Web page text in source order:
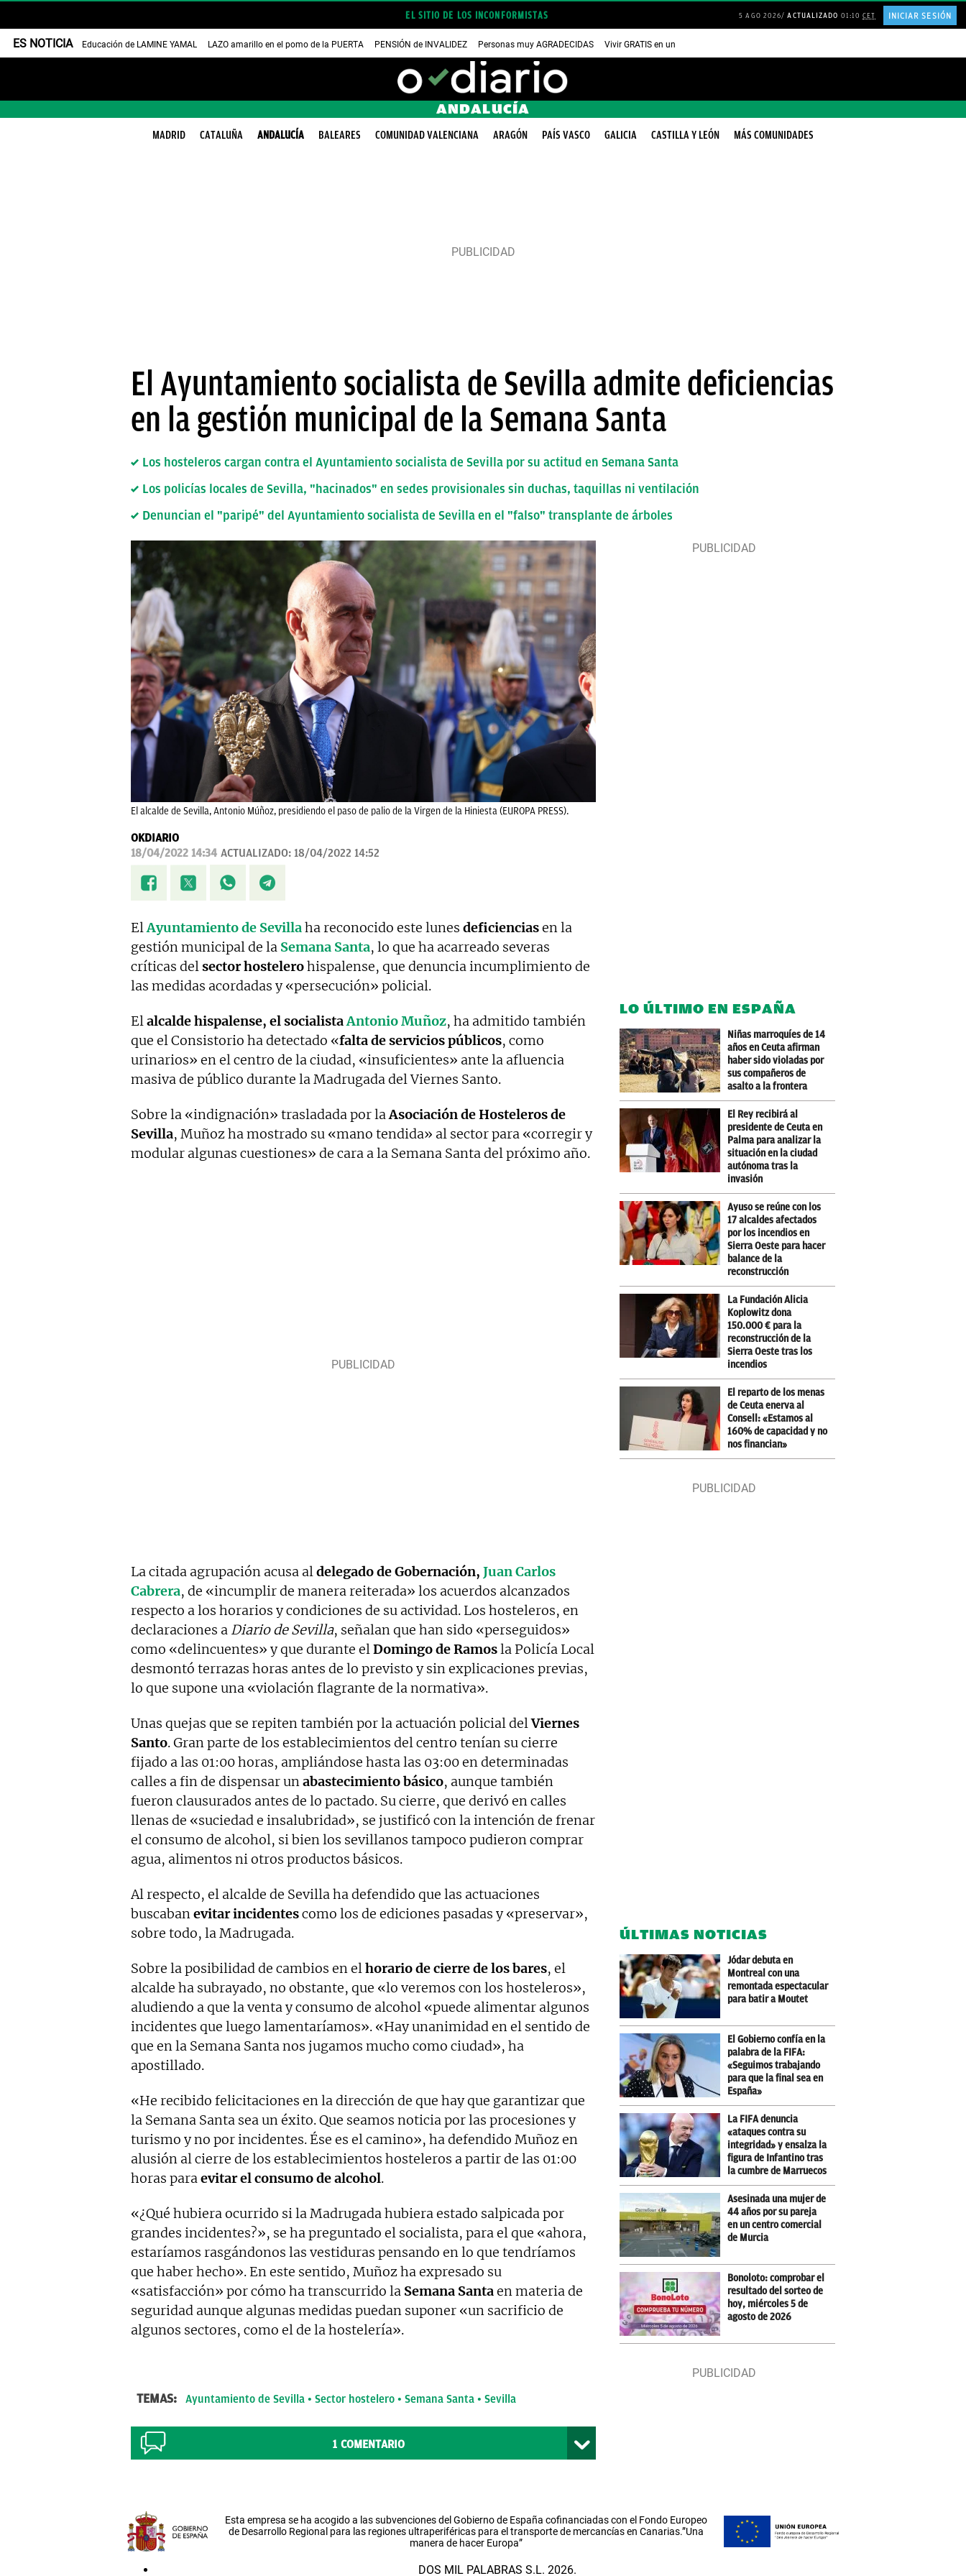
EL SITIO DE LOS INCONFORMISTAS 5 AGO 2026 ACTUALIZADO 01:10CET INICIAR SESIÓN
ES NOTICIA Educación de LAMINE YAMAL LAZO amarillo en el pomo de la PUERTA PENSIÓN de INVALIDEZ Personas muy AGRADECIDAS Vivir GRATIS en una ISLA en GRECIA
ANDALUCÍA
MADRID CATALUÑA ANDALUCÍA BALEARES COMUNIDAD VALENCIANA ARAGÓN PAÍS VASCO GALICIA CASTILLA Y LEÓN MÁS COMUNIDADES
El Ayuntamiento socialista de Sevilla admite deficiencias
en la gestión municipal de la Semana Santa
Los hosteleros cargan contra el Ayuntamiento socialista de Sevilla por su actitud en Semana Santa
Los policías locales de Sevilla, "hacinados" en sedes provisionales sin duchas, taquillas ni ventilación
Denuncian el "paripé" del Ayuntamiento socialista de Sevilla en el "falso" transplante de árboles
El alcalde de Sevilla, Antonio Múñoz, presidiendo el paso de palio de la Virgen de la Hiniesta (EUROPA PRESS).
OKDIARIO
18/04/2022 14:34 ACTUALIZADO: 18/04/2022 14:52
ElAyuntamiento de Sevillaha reconocido este lunes deficienciasen la
gestión municipal de la Semana Santa, lo que ha acarreado severas
críticas delsector hostelerohispalense, que denuncia incumplimiento de
las medidas acordadas y «persecución» policial.
Elalcalde hispalense, el socialistaAntonio Muñoz, ha admitido también
que el Consistorio ha detectado «falta de servicios públicos, como
urinarios» en el centro de la ciudad, «insuficientes» ante la afluencia
masiva de público durante la Madrugada del Viernes Santo.
Sobre la «indignación» trasladada por laAsociación de Hosteleros de
Sevilla, Muñoz ha mostrado su «mano tendida» al sector para «corregir y
modular algunas cuestiones» de cara a la Semana Santa del próximo año.
La citada agrupación acusa aldelegado de Gobernación, Juan Carlos
Cabrera, de «incumplir de manera reiterada» los acuerdos alcanzados
respecto a los horarios y condiciones de su actividad. Los hosteleros, en
declaraciones a Diario de Sevilla, señalan que han sido «perseguidos»
como «delincuentes» y que durante elDomingo de Ramosla Policía Local
desmontó terrazas horas antes de lo previsto y sin explicaciones previas,
lo que supone una «violación flagrante de la normativa».
Unas quejas que se repiten también por la actuación policial delViernes
Santo. Gran parte de los establecimientos del centro tenían su cierre
fijado a las 01:00 horas, ampliándose hasta las 03:00 en determinadas
calles a fin de dispensar unabastecimiento básico, aunque también
fueron clausurados antes de lo pactado. Su cierre, que derivó en calles
llenas de «suciedad e insalubridad», se justificó con la intención de frenar
el consumo de alcohol, si bien los sevillanos tampoco pudieron comprar
agua, alimentos ni otros productos básicos.
Al respecto, el alcalde de Sevilla ha defendido que las actuaciones
buscabanevitar incidentescomo los de ediciones pasadas y «preservar»,
sobre todo, la Madrugada.
Sobre la posibilidad de cambios en elhorario de cierre de los bares, el
alcalde ha subrayado, no obstante, que «lo veremos con los hosteleros»,
aludiendo a que la venta y consumo de alcohol «puede alimentar algunos
incidentes que luego lamentaríamos». «Hay unanimidad en el sentido de
que en la Semana Santa nos jugamos mucho como ciudad», ha
apostillado.
«He recibido felicitaciones en la dirección de que hay que garantizar que
la Semana Santa sea un éxito. Que seamos noticia por las procesiones y
turismo y no por incidentes. Ése es el camino», ha defendido Muñoz en
alusión al cierre de los establecimientos hosteleros a partir de las 01:00
horas paraevitar el consumo de alcohol.
«¿Qué hubiera ocurrido si la Madrugada hubiera estado salpicada por
grandes incidentes?», se ha preguntado el socialista, para el que «ahora,
estaríamos rasgándonos las vestiduras pensando en lo que tendríamos
que haber hecho». En este sentido, Muñoz ha expresado su
«satisfacción» por cómo ha transcurrido la Semana Santaen materia de
seguridad aunque algunas medidas puedan suponer «un sacrificio de
algunos sectores, como el de la hostelería».
TEMAS: Ayuntamiento de Sevilla Sector hostelero Semana Santa Sevilla
1 COMENTARIO
LO ÚLTIMO EN ESPAÑA
Niñas marroquíes de 14
años en Ceuta afirman
haber sido violadas por
sus compañeros de
asalto a la frontera
El Rey recibirá al
presidente de Ceuta en
Palma para analizar la
situación en la ciudad
autónoma tras la
invasión
Ayuso se reúne con los
17 alcaldes afectados
por los incendios en
Sierra Oeste para hacer
balance de la
reconstrucción
La Fundación Alicia
Koplowitz dona
150.000 € para la
reconstrucción de la
Sierra Oeste tras los
incendios
El reparto de los menas
de Ceuta enerva al
Consell: «Estamos al
160% de capacidad y no
nos financian»
ÚLTIMAS NOTICIAS
Jódar debuta en
Montreal con una
remontada espectacular
para batir a Moutet
El Gobierno confía en la
palabra de la FIFA:
«Seguimos trabajando
para que la final sea en
España»
La FIFA denuncia
«ataques contra su
integridad» y ensalza la
figura de Infantino tras
la cumbre de Marruecos
Asesinada una mujer de
44 años por su pareja
en un centro comercial
de Murcia
Bonoloto: comprobar el
resultado del sorteo de
hoy, miércoles 5 de
agosto de 2026
Esta empresa se ha acogido a las subvenciones del Gobierno de España cofinanciadas con el Fondo Europeo
de Desarrollo Regional para las regiones ultraperiféricas para el transporte de mercancías en Canarias.”Una
manera de hacer Europa”
DOS MIL PALABRAS S.L. 2026.